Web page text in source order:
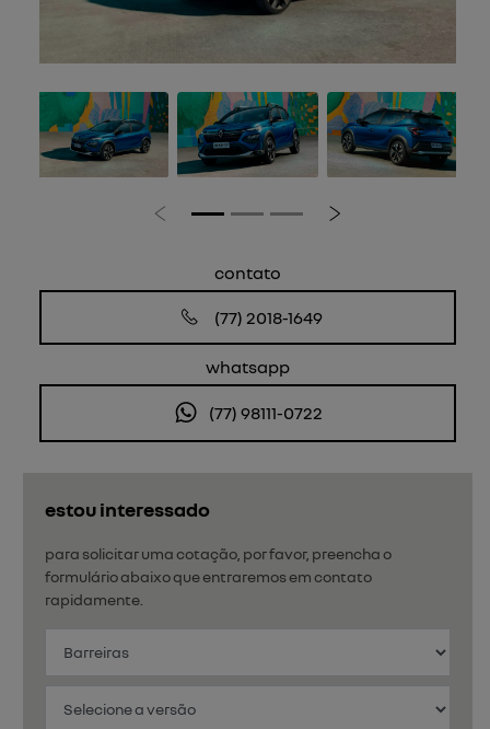
estou interessado
para solicitar uma cotação, por favor, preencha o
formulário abaixo que entraremos em contato
rapidamente.
Anterior Próximo
contato
(77) 2018-1649
whatsapp
(77) 98111-0722